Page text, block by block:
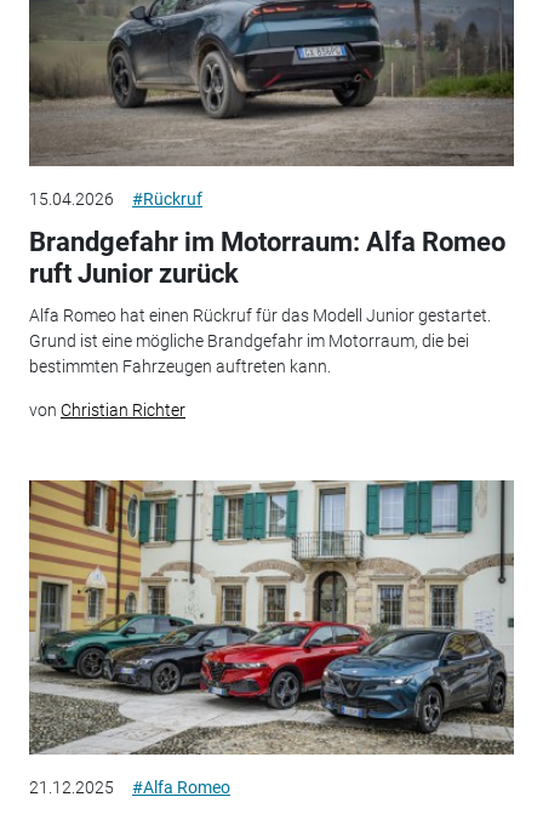
15.04.2026 #Rückruf
Brandgefahr im Motorraum: Alfa Romeo
ruft Junior zurück
Alfa Romeo hat einen Rückruf für das Modell Junior gestartet.
Grund ist eine mögliche Brandgefahr im Motorraum, die bei
bestimmten Fahrzeugen auftreten kann.
von Christian Richter
21.12.2025 #Alfa Romeo